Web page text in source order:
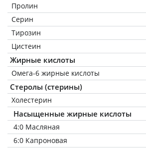
Пролин
Серин
Тирозин
Цистеин
Жирные кислоты
Омега-6 жирные кислоты
Стеролы (стерины)
Холестерин
Насыщенные жирные кислоты
4:0 Масляная
6:0 Капроновая